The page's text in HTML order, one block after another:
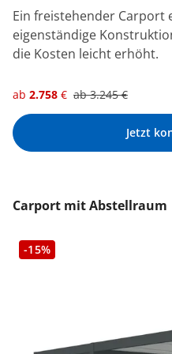
Ein freistehender
eigenständige
die Kosten leicht erhöht.
ab 2.758 € ab3.245€
Jetzt
Carport mit Abstellraum
-15%